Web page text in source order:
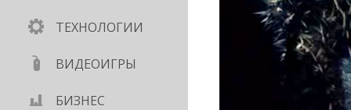
ТЕХНОЛОГИИ
ВИДЕОИГРЫ
БИЗНЕС